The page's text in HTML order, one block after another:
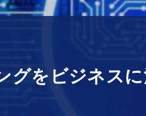
グをビジネス